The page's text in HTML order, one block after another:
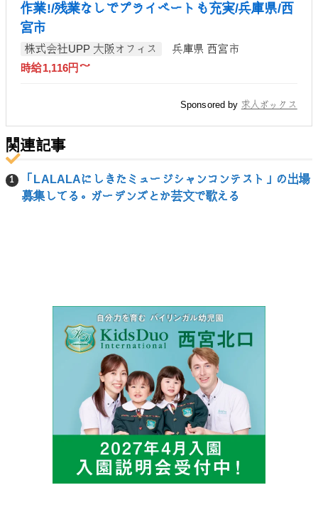
作業!/残業なしでプライベートも充実/兵庫県/西
宮市
株式会社UPP 大阪オフィス
兵庫県 西宮市
時給1,116円～
Sponsored by 求人ボックス
関連記事
「LALALAにしきたミュージシャンコンテスト」の出場
募集してる。ガーデンズとか芸文で歌える